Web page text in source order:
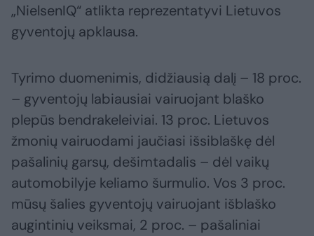
„NielsenIQ“ atlikta reprezentatyvi Lietuvos
gyventojų apklausa.
Tyrimo duomenimis, didžiausią dalį – 18 proc.
– gyventojų labiausiai vairuojant blaško
plepūs bendrakeleiviai. 13 proc. Lietuvos
žmonių vairuodami jaučiasi išsiblaškę dėl
pašalinių garsų, dešimtadalis – dėl vaikų
automobilyje keliamo šurmulio. Vos 3 proc.
mūsų šalies gyventojų vairuojant išblaško
augintinių veiksmai, 2 proc. – pašaliniai